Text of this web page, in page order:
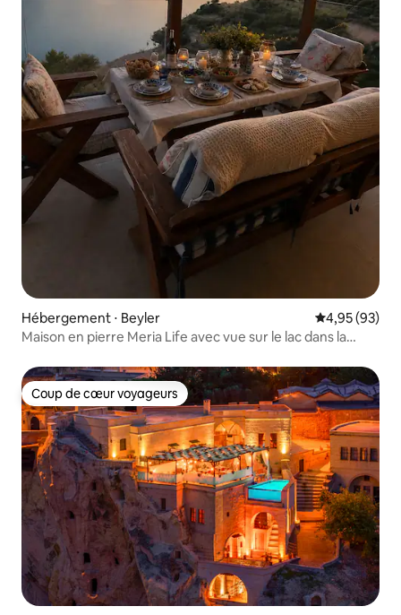
Hébergement ⋅ Beyler Évaluation
4,95 (93)
Maison en pierre Meria Life avec vue sur le lac dans la
Coup de cœur voyageurs
Coup de cœur voyageurs